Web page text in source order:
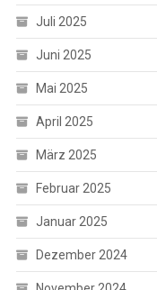
Juli 2025
Juni 2025
Mai 2025
April 2025
März 2025
Februar 2025
Januar 2025
Dezember 2024